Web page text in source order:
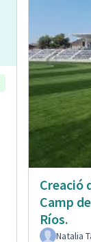
Creació
Camp
Ríos.
Natalia